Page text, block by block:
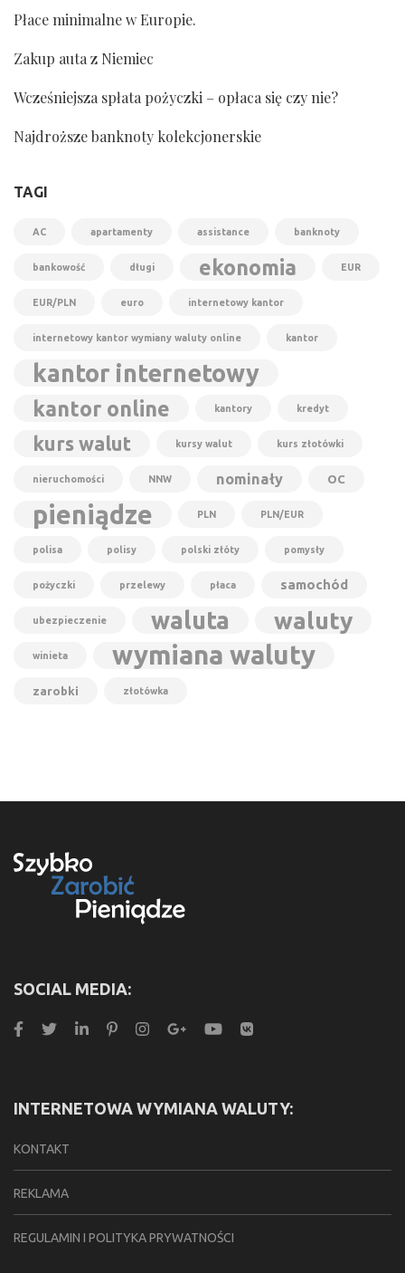
Płace minimalne w Europie.
Zakup auta z Niemiec
Wcześniejsza spłata pożyczki – opłaca się czy nie?
Najdroższe banknoty kolekcjonerskie
TAGI
AC apartamenty assistance banknoty
bankowość długi ekonomia EUR
EUR/PLN euro internetowy kantor
internetowy kantor wymiany waluty online kantor
kantor internetowy
kantor online kantory kredyt
kurs walut kursy walut kurs złotówki
nieruchomości NNW nominały OC
pieniądze PLN PLN/EUR
polisa polisy polski złóty pomysły
pożyczki przelewy płaca samochód
ubezpieczenie waluta waluty
winieta wymiana waluty
zarobki złotówka
SOCIAL MEDIA:
INTERNETOWA WYMIANA WALUTY:
KONTAKT
REKLAMA
REGULAMIN I POLITYKA PRYWATNOŚCI